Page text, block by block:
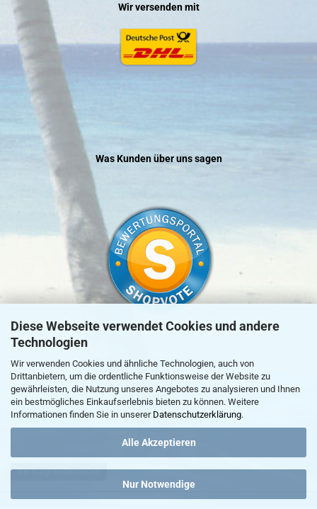
Diese Webseite verwendet Cookies und andere
Technologien
Wir verwenden Cookies und ähnliche Technologien, auch von
Drittanbietern, um die ordentliche Funktionsweise der Website zu
gewährleisten, die Nutzung unseres Angebotes zu analysieren und Ihnen
ein bestmögliches Einkaufserlebnis bieten zu können. Weitere
Informationen finden Sie in unserer Datenschutzerklärung.
Alle Akzeptieren
Nur Notwendige
Wir versenden mit
Was Kunden über uns sagen
»zur Echtheit von Kundenbewertungen
Vertrag widerrufen